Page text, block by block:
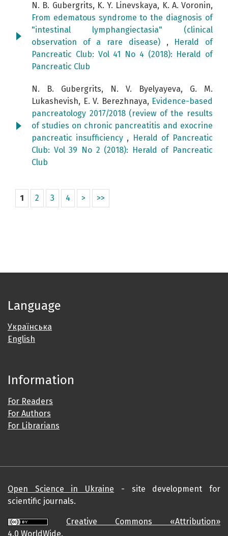
N. B. Gubergrits, K. Y. Linevskaya, K. A. Voronin,
From edematous syndrome to the diagnosis of
"intestinal lymphangiectasia" (clinical
observation of a rare disease) , Herald of
Pancreatic Club: Vol 41 No 4 (2018): Herald of
Pancreatic Club
N. B. Gubergrits, N. V. Byelyayeva, G. M.
Lukashevish, E. V. Berezhnaya, Evidence-based
pancreatology 2017/2018 (review of the results
of studies on chronic pancreatitis and exocrine
pancreatic insufficiency , Herald of Pancreatic
Club: Vol 39 No 2 (2018): Herald of Pancreatic
Club
1 2 3 4 > >>
Language
Українська
English
Information
For Readers
For Authors
For Librarians
Open Science in Ukraine - site development for
scientific journals.
Creative Commons «Attribution»
4.0 WorldWide.